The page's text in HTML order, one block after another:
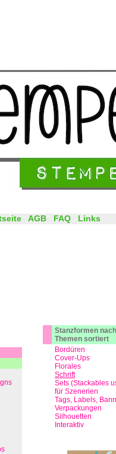
Stanzformen nach
Themen sortiert
Bordüren
Cover-Ups
Florales
Schrift
Sets (Stackables
für Szenerien
Tags, Labels,
Verpackungen
Silhouetten
Interaktiv
AGB FAQ Links